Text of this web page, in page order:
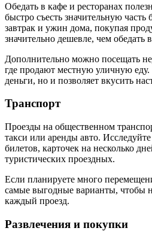
Обедать в кафе и ресторанах
быстро съесть значительную
завтрак и ужин дома, покупая
значительно дешевле, чем обедать
Дополнительно можно посещать
где продают местную уличную
деньги, но и позволяет вкусить
Транспорт
Проезды на общественном
такси или аренды авто.
билетов, карточек на несколько
туристических проездных.
Если планируете много
самые выгодные варианты, чтобы
каждый проезд.
Развлечения и покупки